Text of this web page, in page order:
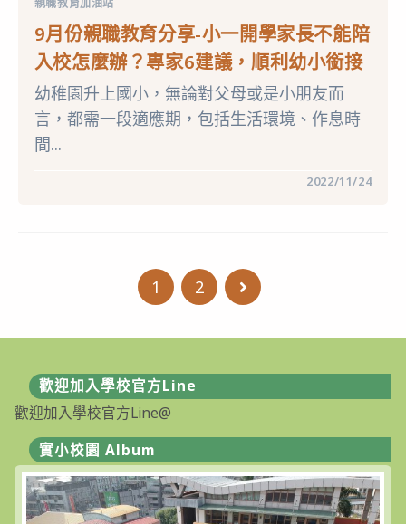
6
心
法〉
中
享-
為
什
麼
和
子
好
好
沒
親職教育加油站
9月份親職教育分享-小一開學家長不能陪
入校怎麼辦？專家6建議，順利幼小銜接
幼稚園升上國小，無論對父母或是小朋友而
言，都需一段適應期，包括生活環境、作息時
間...
開
家
長
不
能
陪
入
校
怎
麼
辦？
專
2022/11/24
1 2 Go to the next page
歡迎加入學校官方Line
歡迎加入學校官方Line@
實小校園 Album